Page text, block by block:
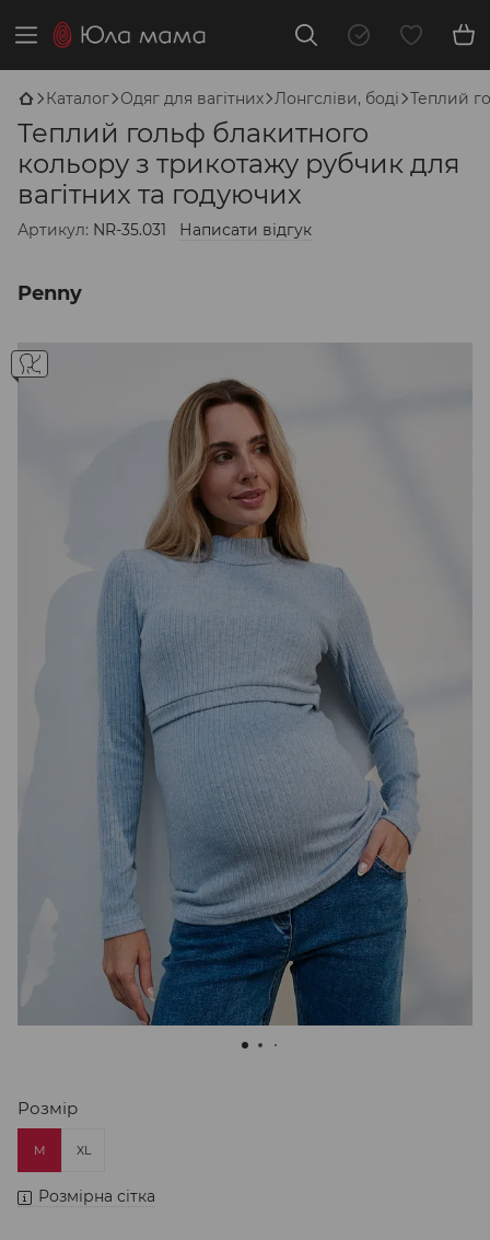
Каталог Одяг для вагітних Лонгсліви, боді Теплий
Теплий гольф блакитного
кольору з трикотажу рубчик для
вагітних та годуючих
Артикул: NR-35.031 Написати відгук
Penny
Розмір
M XL
Розмірна сітка